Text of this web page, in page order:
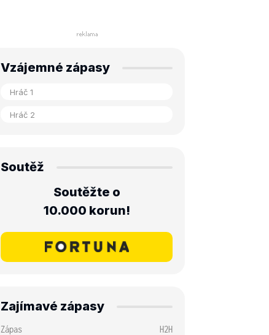
Vzájemné zápasy
Soutěž
Soutěžte o
10.000 korun!
Zajímavé zápasy
Zápas
H2H